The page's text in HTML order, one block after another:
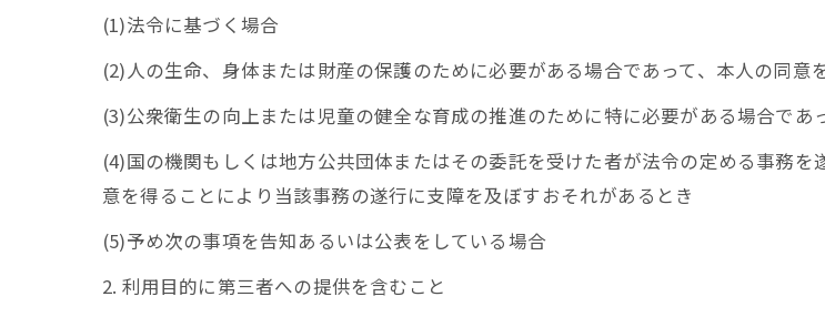
(1)法令に基づく場合
(2)人の生命、身体または財産の保護のために必要がある場合であって、本人の同意
(3)公衆衛生の向上または児童の健全な育成の推進のために特に必要がある場合であ
(4)国の機関もしくは地方公共団体またはその委託を受けた者が法令の定める事務
意を得ることにより当該事務の遂行に支障を及ぼすおそれがあるとき
(5)予め次の事項を告知あるいは公表をしている場合
2. 利用目的に第三者への提供を含むこと